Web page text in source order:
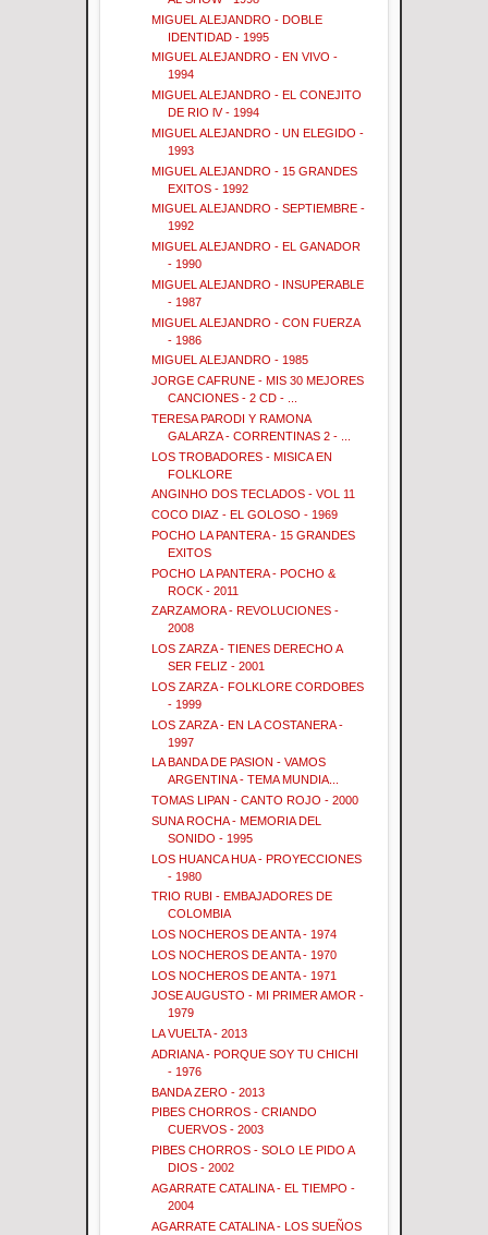
MIGUEL ALEJANDRO - DOBLE
IDENTIDAD - 1995
MIGUEL ALEJANDRO - EN VIVO -
1994
MIGUEL ALEJANDRO - EL CONEJITO
DE RIO lV - 1994
MIGUEL ALEJANDRO - UN ELEGIDO -
1993
MIGUEL ALEJANDRO - 15 GRANDES
EXITOS - 1992
MIGUEL ALEJANDRO - SEPTIEMBRE -
1992
MIGUEL ALEJANDRO - EL GANADOR
- 1990
MIGUEL ALEJANDRO - INSUPERABLE
- 1987
MIGUEL ALEJANDRO - CON FUERZA
- 1986
MIGUEL ALEJANDRO - 1985
JORGE CAFRUNE - MIS 30 MEJORES
CANCIONES - 2 CD - ...
TERESA PARODI Y RAMONA
GALARZA - CORRENTINAS 2 - ...
LOS TROBADORES - MISICA EN
FOLKLORE
ANGINHO DOS TECLADOS - VOL 11
COCO DIAZ - EL GOLOSO - 1969
POCHO LA PANTERA - 15 GRANDES
EXITOS
POCHO LA PANTERA - POCHO &
ROCK - 2011
ZARZAMORA - REVOLUCIONES -
2008
LOS ZARZA - TIENES DERECHO A
SER FELIZ - 2001
LOS ZARZA - FOLKLORE CORDOBES
- 1999
LOS ZARZA - EN LA COSTANERA -
1997
LA BANDA DE PASION - VAMOS
ARGENTINA - TEMA MUNDIA...
TOMAS LIPAN - CANTO ROJO - 2000
SUNA ROCHA - MEMORIA DEL
SONIDO - 1995
LOS HUANCA HUA - PROYECCIONES
- 1980
TRIO RUBI - EMBAJADORES DE
COLOMBIA
LOS NOCHEROS DE ANTA - 1974
LOS NOCHEROS DE ANTA - 1970
LOS NOCHEROS DE ANTA - 1971
JOSE AUGUSTO - MI PRIMER AMOR -
1979
LA VUELTA - 2013
ADRIANA - PORQUE SOY TU CHICHI
- 1976
BANDA ZERO - 2013
PIBES CHORROS - CRIANDO
CUERVOS - 2003
PIBES CHORROS - SOLO LE PIDO A
DIOS - 2002
AGARRATE CATALINA - EL TIEMPO -
2004
AGARRATE CATALINA - LOS SUEÑOS